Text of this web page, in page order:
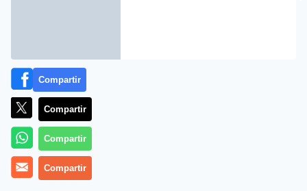
Compartir
Compartir
Compartir
Compartir